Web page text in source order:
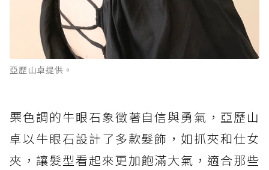
亞歷山卓提供。
栗色調的牛眼石象徵著自信與勇氣，亞歷山
卓以牛眼石設計了多款髮飾，如抓夾和仕女
夾，讓髮型看起來更加飽滿大氣，適合那些